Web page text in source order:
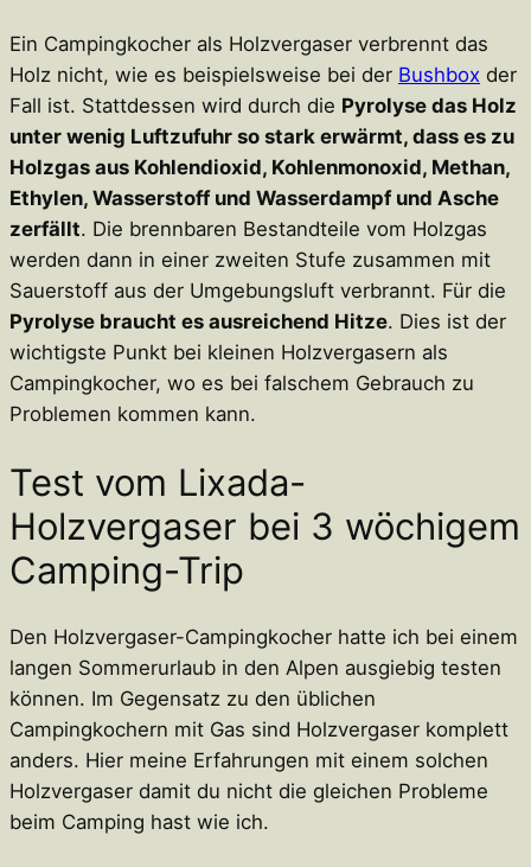
Ein Campingkocher als Holzvergaser verbrennt das
Holz nicht, wie es beispielsweise bei der Bushbox der
Fall ist. Stattdessen wird durch die Pyrolyse das Holz
unter wenig Luftzufuhr so stark erwärmt, dass es zu
Holzgas aus Kohlendioxid, Kohlenmonoxid, Methan,
Ethylen, Wasserstoff und Wasserdampf und Asche
zerfällt. Die brennbaren Bestandteile vom Holzgas
werden dann in einer zweiten Stufe zusammen mit
Sauerstoff aus der Umgebungsluft verbrannt. Für die
Pyrolyse braucht es ausreichend Hitze. Dies ist der
wichtigste Punkt bei kleinen Holzvergasern als
Campingkocher, wo es bei falschem Gebrauch zu
Problemen kommen kann.
Test vom Lixada-
Holzvergaser bei 3 wöchigem
Camping-Trip
Den Holzvergaser-Campingkocher hatte ich bei einem
langen Sommerurlaub in den Alpen ausgiebig testen
können. Im Gegensatz zu den üblichen
Campingkochern mit Gas sind Holzvergaser komplett
anders. Hier meine Erfahrungen mit einem solchen
Holzvergaser damit du nicht die gleichen Probleme
beim Camping hast wie ich.